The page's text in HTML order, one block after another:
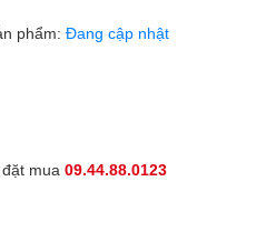
phẩm:Đang cập nhật
đặt mua09.44.88.0123